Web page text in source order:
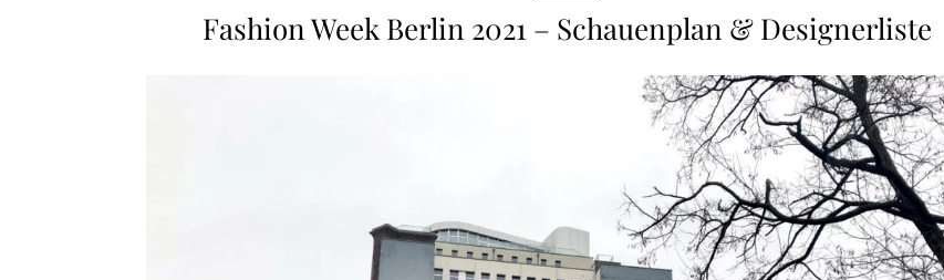
Fashion Week Berlin 2021 – Schauenplan & Designerliste